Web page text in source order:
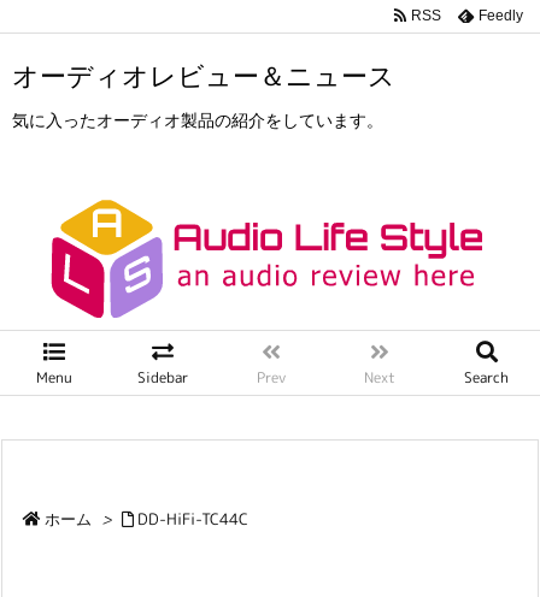
オーディオレビュー＆ニュース
気に入ったオーディオ製品の紹介をしています。
Menu Sidebar Prev Next Search
RSS Feedly
ホーム > DD-HiFi-TC44C